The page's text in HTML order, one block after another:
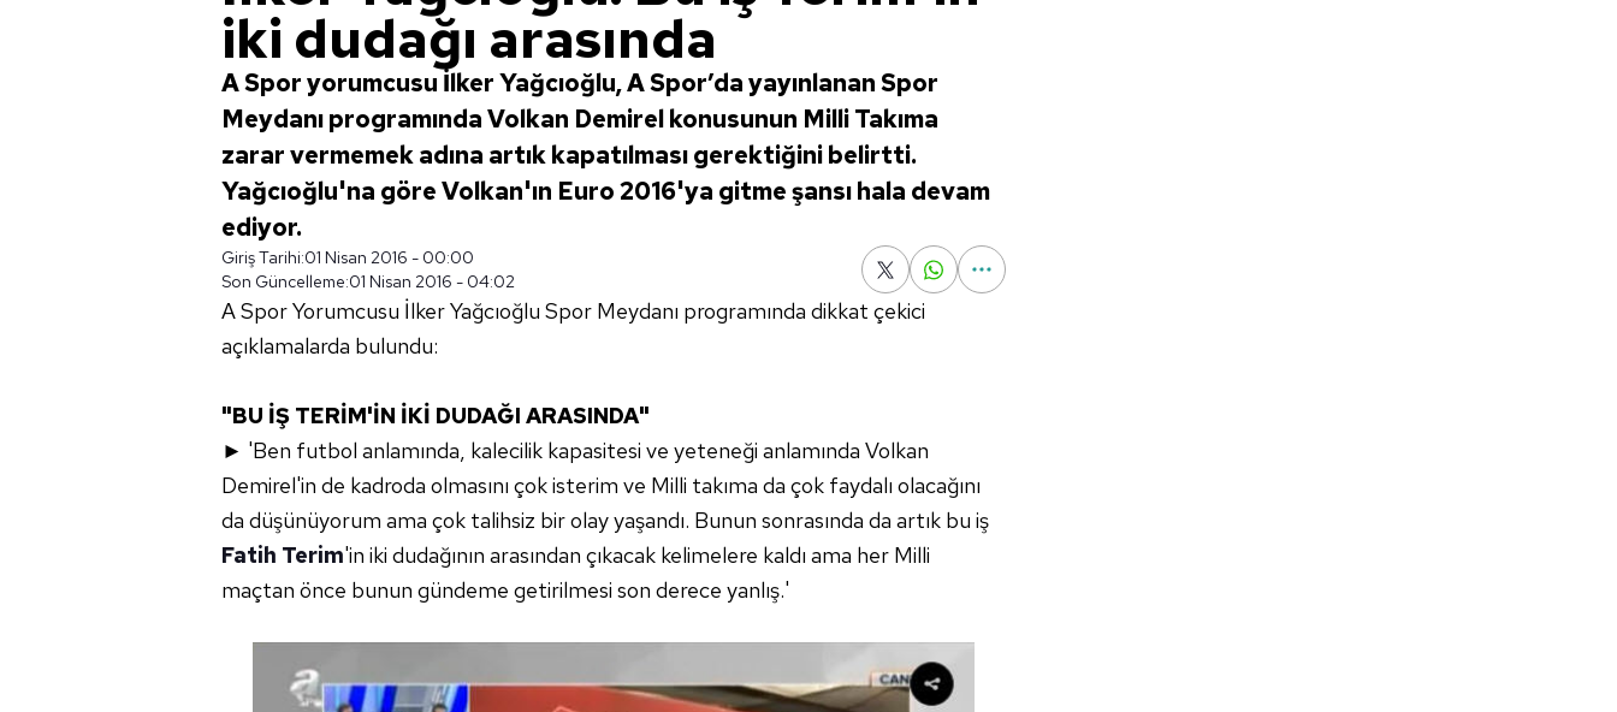
iki dudağı arasında
A Spor yorumcusu İlker Yağcıoğlu, A Spor’da yayınlanan Spor
Meydanı programında Volkan Demirel konusunun Milli Takıma
zarar vermemek adına artık kapatılması gerektiğini belirtti.
Yağcıoğlu'na göre Volkan'ın Euro 2016'ya gitme şansı hala devam
ediyor.
Giriş Tarihi:01 Nisan 2016 - 00:00
Son Güncelleme:01 Nisan 2016 - 04:02
A Spor Yorumcusu İlker Yağcıoğlu Spor Meydanı programında dikkat çekici
açıklamalarda bulundu:
"BU İŞ TERİM'İN İKİ DUDAĞI ARASINDA"
► 'Ben futbol anlamında, kalecilik kapasitesi ve yeteneği anlamında Volkan
Demirel'in de kadroda olmasını çok isterim ve Milli takıma da çok faydalı olacağını
da düşünüyorum ama çok talihsiz bir olay yaşandı. Bunun sonrasında da artık bu iş
Fatih Terim'in iki dudağının arasından çıkacak kelimelere kaldı ama her Milli
maçtan önce bunun gündeme getirilmesi son derece yanlış.'